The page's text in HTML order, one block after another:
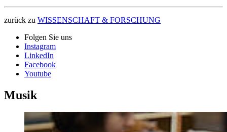
zurück zu WISSENSCHAFT & FORSCHUNG
Folgen Sie uns
Instagram
LinkedIn
Facebook
Youtube
Musik